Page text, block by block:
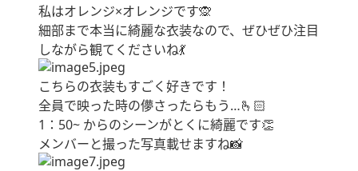
私はオレンジ×オレンジです🙊
細部まで本当に綺麗な衣装なので、ぜひぜひ注目
しながら観てくださいね💃
こちらの衣装もすごく好きです！
全員で映った時の儚さったらもう…🫰🏻
1：50~ からのシーンがとくに綺麗です👏
メンバーと撮った写真載せますね📸